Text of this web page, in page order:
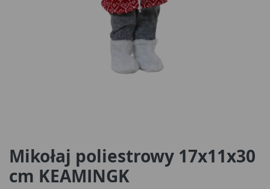
Mikołaj poliestrowy 17x11x30
cm KEAMINGK